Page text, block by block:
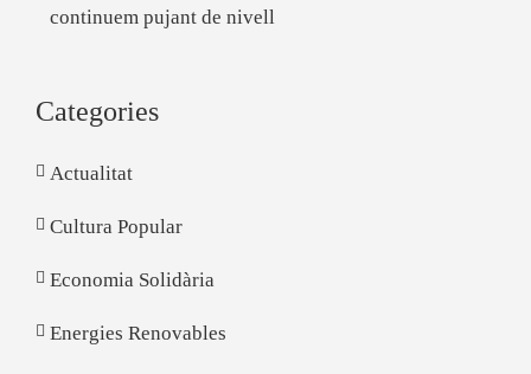
continuem pujant de nivell
Categories
Actualitat
Cultura Popular
Economia Solidària
Energies Renovables